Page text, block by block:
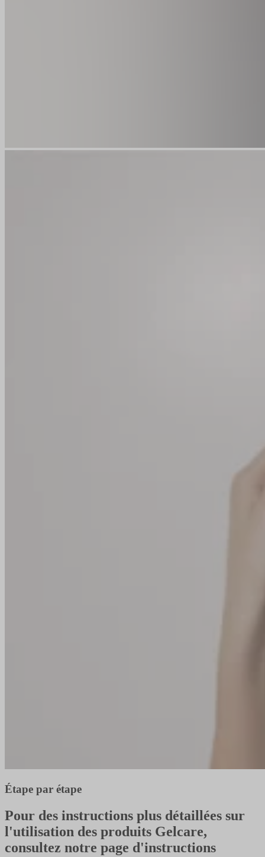
Étape par étape
Pour des instructions plus détaillées sur
l'utilisation des produits Gelcare,
consultez notre page d'instructions